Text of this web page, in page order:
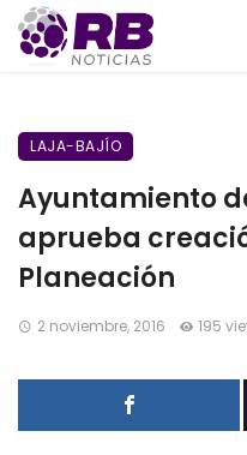
LAJA-BAJÍO
Ayuntamiento
aprueba
Planeación
2 noviembre, 2016 195